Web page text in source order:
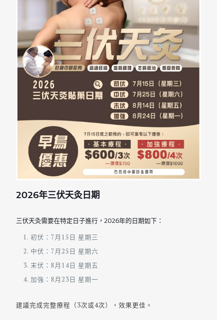
2026年三伏天灸日期
三伏天灸需要在特定日子進行，2026年的日期如下：
初伏：7月15日 星期三
中伏：7月25日 星期六
末伏：8月14日 星期五
加強：8月23日 星期一
建議完成完整療程（3次或4次），效果更佳。